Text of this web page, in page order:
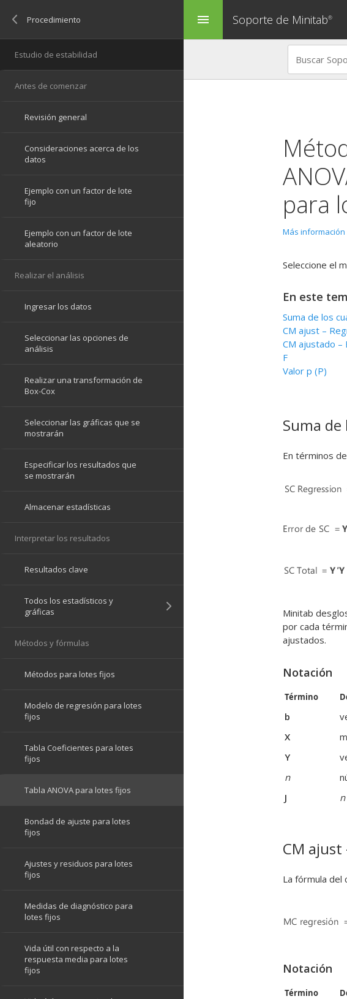
menu Soporte de Minitab®
para
Más
Seleccione el
En este
Suma de los
CM ajust –
CM ajustado –
F
Valor p (P)
Suma de
En términos
Minitab
por cada
ajustados.
Notación
Término
b
X
Y
n
J
n
CM ajust
La fórmula del
Notación
Término